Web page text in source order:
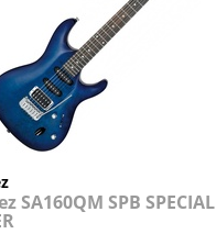
SA160QM SPB SPECIAL